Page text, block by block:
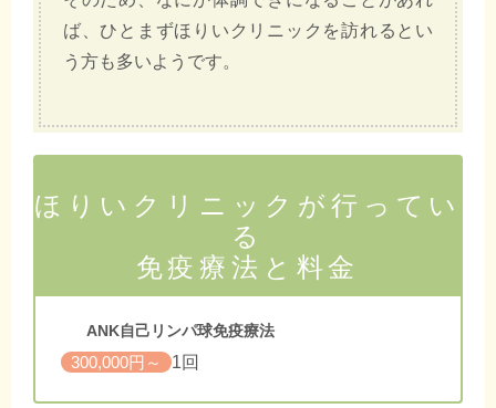
ば、ひとまずほりいクリニックを訪れるとい
う方も多いようです。
ほりいクリニックが行ってい
る
免疫療法と料金
ANK自己リンパ球免疫療法
300,000円～ 1回